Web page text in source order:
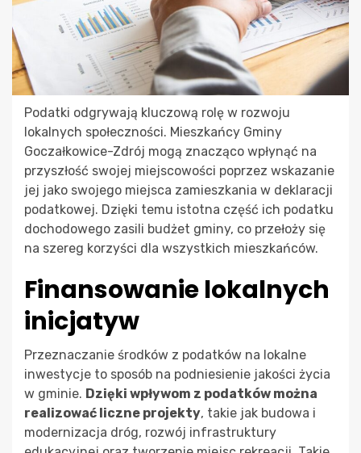
Podatki odgrywają kluczową rolę w rozwoju
lokalnych społeczności. Mieszkańcy Gminy
Goczałkowice-Zdrój mogą znacząco wpłynąć na
przyszłość swojej miejscowości poprzez wskazanie
jej jako swojego miejsca zamieszkania w deklaracji
podatkowej. Dzięki temu istotna część ich podatku
dochodowego zasili budżet gminy, co przełoży się
na szereg korzyści dla wszystkich mieszkańców.
Finansowanie lokalnych
inicjatyw
Przeznaczanie środków z podatków na lokalne
inwestycje to sposób na podniesienie jakości życia
w gminie. Dzięki wpływom z podatków można
realizować liczne projekty, takie jak budowa i
modernizacja dróg, rozwój infrastruktury